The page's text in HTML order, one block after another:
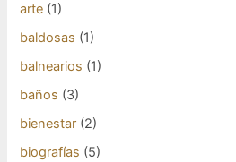
arte (1)
baldosas (1)
balnearios (1)
baños (3)
bienestar (2)
biografías (5)